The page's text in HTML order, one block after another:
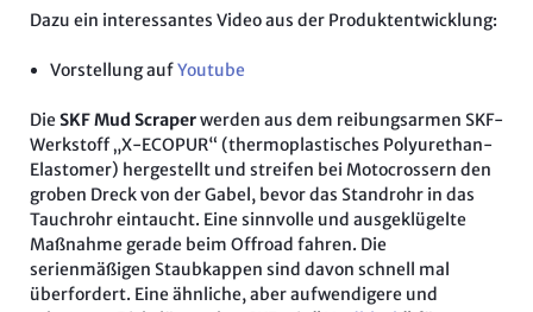
Dazu ein interessantes Video aus der Produktentwicklung:
Vorstellung aufYoutube
DieSKF Mud Scraperwerden aus dem reibungsarmen SKF-
Werkstoff „X-ECOPUR“ (thermoplastisches Polyurethan-
Elastomer) hergestellt und streifen bei Motocrossern den
groben Dreck von der Gabel, bevor das Standrohr in das
Tauchrohr eintaucht. Eine sinnvolle und ausgeklügelte
Maßnahme gerade beim Offroad fahren. Die
serienmäßigen Staubkappen sind davon schnell mal
überfordert. Eine ähnliche, aber aufwendigere und